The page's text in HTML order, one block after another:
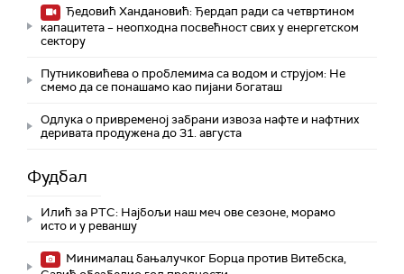
Ђедовић Хандановић: Ђердап ради са четвртином
капацитета – неопходна посвећност свих у енергетском
сектору
Путниковићева о проблемима са водом и струјом: Не
смемо да се понашамо као пијани богаташ
Одлука о привременој забрани извоза нафте и нафтних
деривата продужена до 31. августа
Фудбал
Илић за РТС: Најбољи наш меч ове сезоне, морамо
исто и у реваншу
Минималац бањалучког Борца против Витебска,